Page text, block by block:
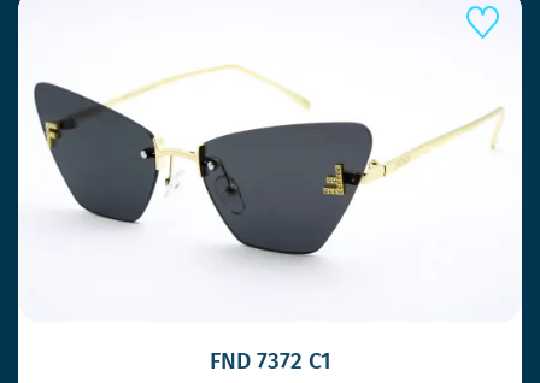
FND 7372 C1